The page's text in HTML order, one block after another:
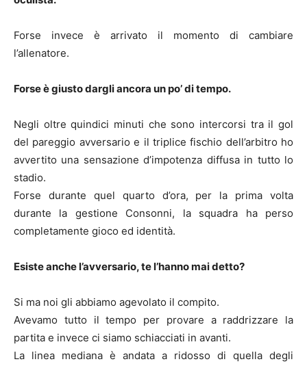
Forse invece è arrivato il momento di cambiare
l’allenatore.
Forse è giusto dargli ancora un po’ di tempo.
Negli oltre quindici minuti che sono intercorsi tra il gol
del pareggio avversario e il triplice fischio dell’arbitro ho
avvertito una sensazione d’impotenza diffusa in tutto lo
stadio.
Forse durante quel quarto d’ora, per la prima volta
durante la gestione Consonni, la squadra ha perso
completamente gioco ed identità.
Esiste anche l’avversario, te l’hanno mai detto?
Si ma noi gli abbiamo agevolato il compito.
Avevamo tutto il tempo per provare a raddrizzare la
partita e invece ci siamo schiacciati in avanti.
La linea mediana è andata a ridosso di quella degli